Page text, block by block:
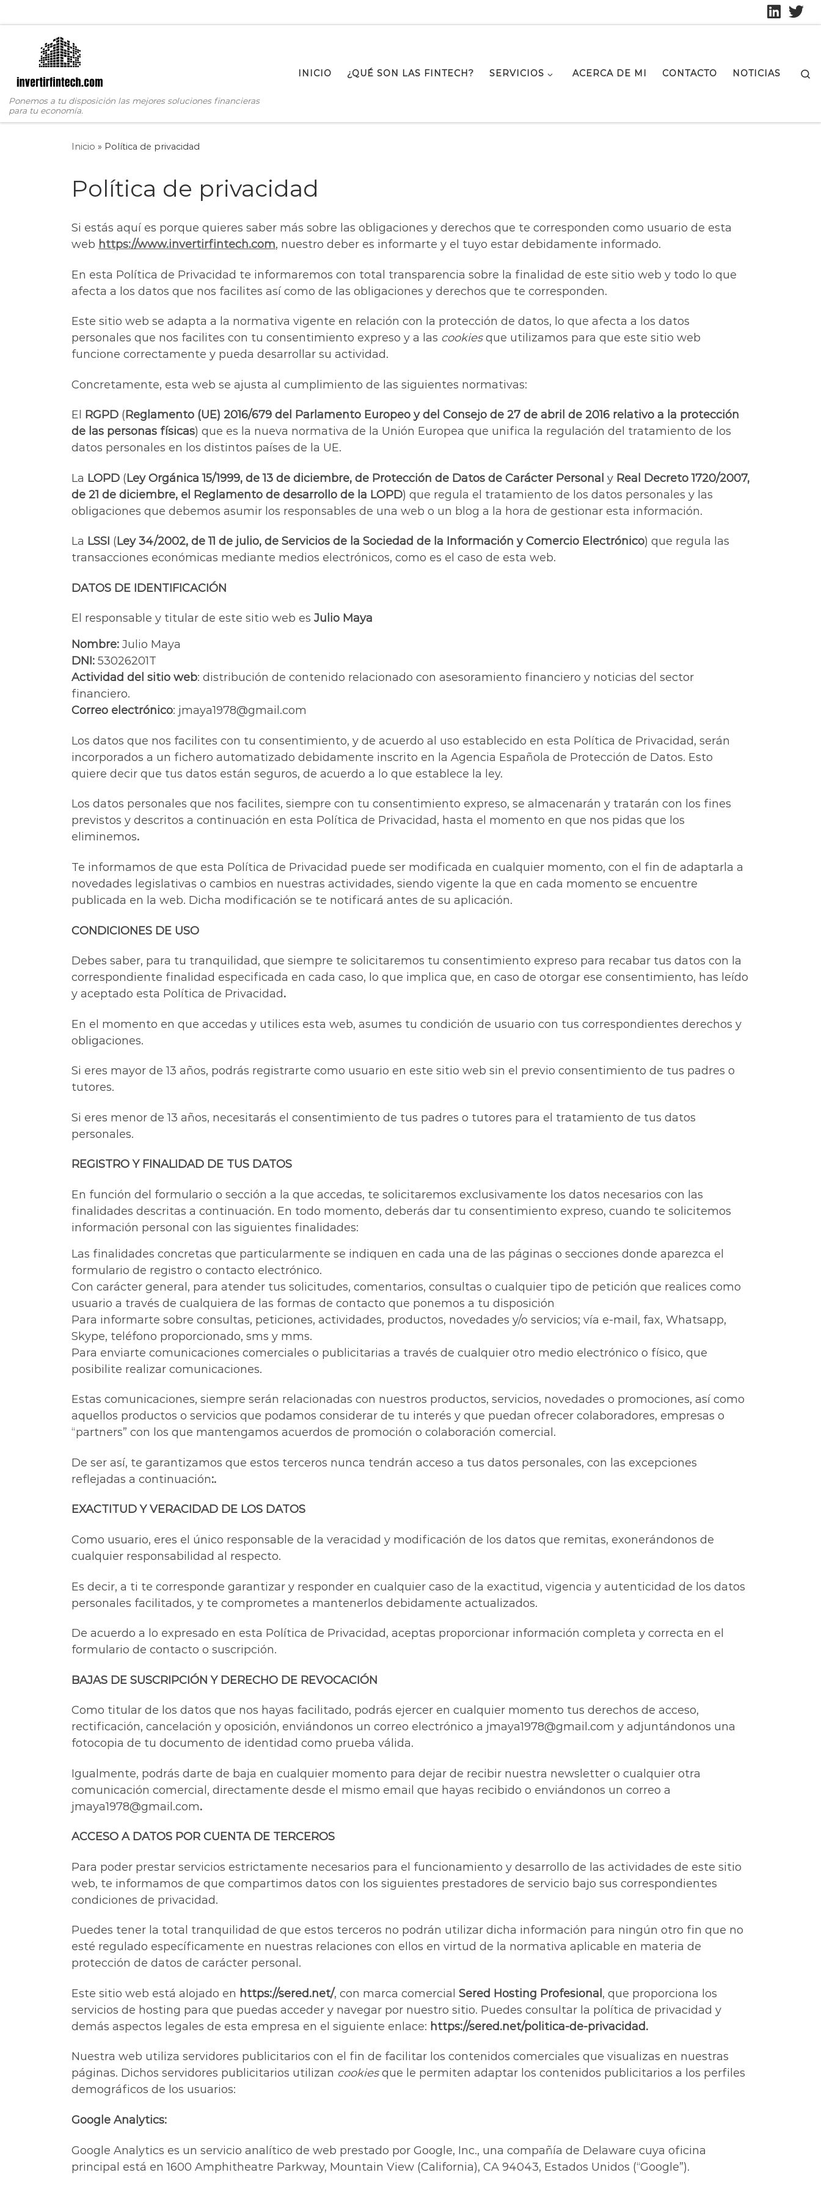
Ponemos a tu disposición las mejores soluciones financieras
para tu economía.
INICIO ¿QUÉ SON LAS FINTECH? SERVICIOS ACERCA DE MI CONTACTO NOTICIAS
Inicio » Política de privacidad
Política de privacidad
Si estás aquí es porque quieres saber más sobre las obligaciones y derechos que te corresponden como usuario de esta
web https://www.invertirfintech.com, nuestro deber es informarte y el tuyo estar debidamente informado.
En esta Política de Privacidad te informaremos con total transparencia sobre la finalidad de este sitio web y todo lo que
afecta a los datos que nos facilites así como de las obligaciones y derechos que te corresponden.
Este sitio web se adapta a la normativa vigente en relación con la protección de datos, lo que afecta a los datos
personales que nos facilites con tu consentimiento expreso y a las cookiesque utilizamos para que este sitio web
funcione correctamente y pueda desarrollar su actividad.
Concretamente, esta web se ajusta al cumplimiento de las siguientes normativas:
El RGPD (Reglamento (UE) 2016/679 del Parlamento Europeo y del Consejo de 27 de abril de 2016 relativo a la protección
de las personas físicas) que es la nueva normativa de la Unión Europea que unifica la regulación del tratamiento de los
datos personales en los distintos países de la UE.
La LOPD (Ley Orgánica 15/1999, de 13 de diciembre, de Protección de Datos de Carácter Personal y Real Decreto 1720/2007,
de 21 de diciembre, el Reglamento de desarrollo de la LOPD) que regula el tratamiento de los datos personales y las
obligaciones que debemos asumir los responsables de una web o un blog a la hora de gestionar esta información.
La LSSI (Ley 34/2002, de 11 de julio, de Servicios de la Sociedad de la Información y Comercio Electrónico) que regula las
transacciones económicas mediante medios electrónicos, como es el caso de esta web.
DATOS DE IDENTIFICACIÓN
El responsable y titular de este sitio web es Julio Maya
Nombre: Julio Maya
DNI: 53026201T
Actividad del sitio web: distribución de contenido relacionado con asesoramiento financiero y noticias del sector
financiero.
Correo electrónico: jmaya1978@gmail.com
Los datos que nos facilites con tu consentimiento, y de acuerdo al uso establecido en esta Política de Privacidad, serán
incorporados a un fichero automatizado debidamente inscrito en la Agencia Española de Protección de Datos. Esto
quiere decir que tus datos están seguros, de acuerdo a lo que establece la ley.
Los datos personales que nos facilites, siempre con tu consentimiento expreso, se almacenarán y tratarán con los fines
previstos y descritos a continuación en esta Política de Privacidad, hasta el momento en que nos pidas que los
eliminemos.
Te informamos de que esta Política de Privacidad puede ser modificada en cualquier momento, con el fin de adaptarla a
novedades legislativas o cambios en nuestras actividades, siendo vigente la que en cada momento se encuentre
publicada en la web. Dicha modificación se te notificará antes de su aplicación.
CONDICIONES DE USO
Debes saber, para tu tranquilidad, que siempre te solicitaremos tu consentimiento expreso para recabar tus datos con la
correspondiente finalidad especificada en cada caso, lo que implica que, en caso de otorgar ese consentimiento, has leído
y aceptado esta Política de Privacidad.
En el momento en que accedas y utilices esta web, asumes tu condición de usuario con tus correspondientes derechos y
obligaciones.
Si eres mayor de 13 años, podrás registrarte como usuario en este sitio web sin el previo consentimiento de tus padres o
tutores.
Si eres menor de 13 años, necesitarás el consentimiento de tus padres o tutores para el tratamiento de tus datos
personales.
REGISTRO Y FINALIDAD DE TUS DATOS
En función del formulario o sección a la que accedas, te solicitaremos exclusivamente los datos necesarios con las
finalidades descritas a continuación. En todo momento, deberás dar tu consentimiento expreso, cuando te solicitemos
información personal con las siguientes finalidades:
Las finalidades concretas que particularmente se indiquen en cada una de las páginas o secciones donde aparezca el
formulario de registro o contacto electrónico.
Con carácter general, para atender tus solicitudes, comentarios, consultas o cualquier tipo de petición que realices como
usuario a través de cualquiera de las formas de contacto que ponemos a tu disposición
Para informarte sobre consultas, peticiones, actividades, productos, novedades y/o servicios; vía e-mail, fax, Whatsapp,
Skype, teléfono proporcionado, sms y mms.
Para enviarte comunicaciones comerciales o publicitarias a través de cualquier otro medio electrónico o físico, que
posibilite realizar comunicaciones.
Estas comunicaciones, siempre serán relacionadas con nuestros productos, servicios, novedades o promociones, así como
aquellos productos o servicios que podamos considerar de tu interés y que puedan ofrecer colaboradores, empresas o
“partners” con los que mantengamos acuerdos de promoción o colaboración comercial.
De ser así, te garantizamos que estos terceros nunca tendrán acceso a tus datos personales, con las excepciones
reflejadas a continuación:.
EXACTITUD Y VERACIDAD DE LOS DATOS
Como usuario, eres el único responsable de la veracidad y modificación de los datos que remitas, exonerándonos de
cualquier responsabilidad al respecto.
Es decir, a ti te corresponde garantizar y responder en cualquier caso de la exactitud, vigencia y autenticidad de los datos
personales facilitados, y te comprometes a mantenerlos debidamente actualizados.
De acuerdo a lo expresado en esta Política de Privacidad, aceptas proporcionar información completa y correcta en el
formulario de contacto o suscripción.
BAJAS DE SUSCRIPCIÓN Y DERECHO DE REVOCACIÓN
Como titular de los datos que nos hayas facilitado, podrás ejercer en cualquier momento tus derechos de acceso,
rectificación, cancelación y oposición, enviándonos un correo electrónico a jmaya1978@gmail.com y adjuntándonos una
fotocopia de tu documento de identidad como prueba válida.
Igualmente, podrás darte de baja en cualquier momento para dejar de recibir nuestra newsletter o cualquier otra
comunicación comercial, directamente desde el mismo email que hayas recibido o enviándonos un correo a
jmaya1978@gmail.com.
ACCESO A DATOS POR CUENTA DE TERCEROS
Para poder prestar servicios estrictamente necesarios para el funcionamiento y desarrollo de las actividades de este sitio
web, te informamos de que compartimos datos con los siguientes prestadores de servicio bajo sus correspondientes
condiciones de privacidad.
Puedes tener la total tranquilidad de que estos terceros no podrán utilizar dicha información para ningún otro fin que no
esté regulado específicamente en nuestras relaciones con ellos en virtud de la normativa aplicable en materia de
protección de datos de carácter personal.
Este sitio web está alojado en https://sered.net/, con marca comercial Sered Hosting Profesional , que proporciona los
servicios de hosting para que puedas acceder y navegar por nuestro sitio. Puedes consultar la política de privacidad y
demás aspectos legales de esta empresa en el siguiente enlace: https://sered.net/politica-de-privacidad.
Nuestra web utiliza servidores publicitarios con el fin de facilitar los contenidos comerciales que visualizas en nuestras
páginas. Dichos servidores publicitarios utilizan cookiesque le permiten adaptar los contenidos publicitarios a los perfiles
demográficos de los usuarios:
Google Analytics:
Google Analytics es un servicio analítico de web prestado por Google, Inc., una compañía de Delaware cuya oficina
principal está en 1600 Amphitheatre Parkway, Mountain View (California), CA 94043, Estados Unidos (“Google”).